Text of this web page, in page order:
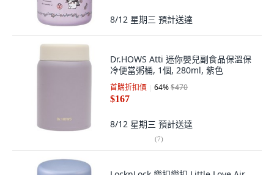
8/12 星期三 預計送達
Dr.HOWS Atti 迷你嬰兒副食品保溫保
冷便當粥桶, 1個, 280ml, 紫色
首購折扣價 64%$470
$167
8/12 星期三 預計送達
(7)